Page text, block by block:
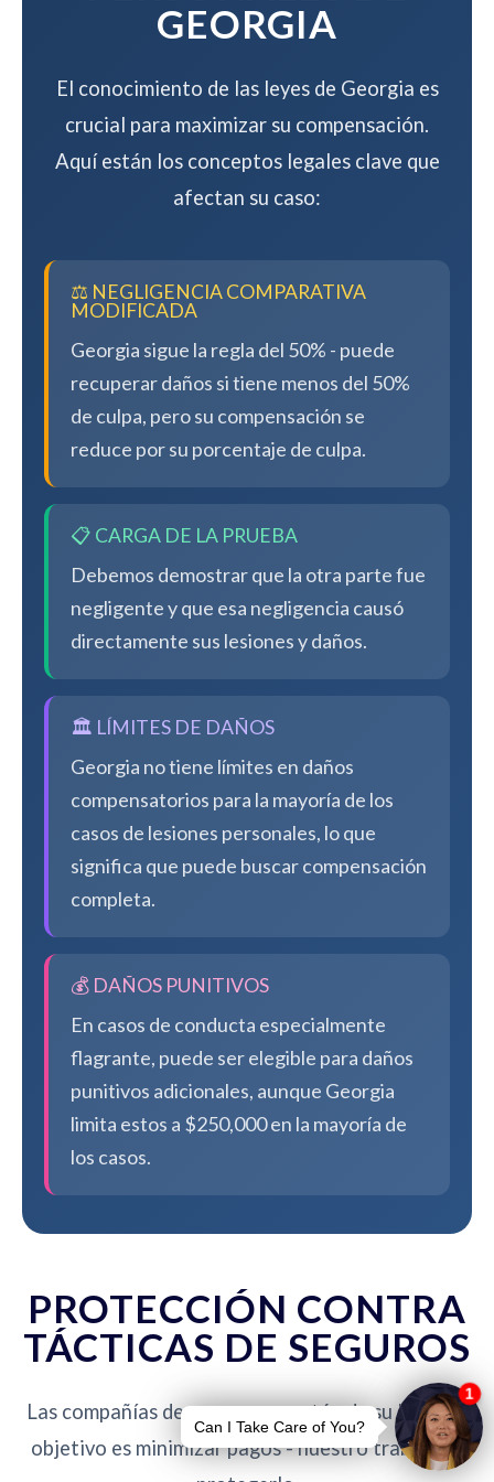
GEORGIA
El conocimiento de las leyes de Georgia es
crucial para maximizar su compensación.
Aquí están los conceptos legales clave que
afectan su caso:
⚖️ NEGLIGENCIA COMPARATIVA
MODIFICADA
Georgia sigue la regla del 50% - puede
recuperar daños si tiene menos del 50%
de culpa, pero su compensación se
reduce por su porcentaje de culpa.
📋 CARGA DE LA PRUEBA
Debemos demostrar que la otra parte fue
negligente y que esa negligencia causó
directamente sus lesiones y daños.
🏛️ LÍMITES DE DAÑOS
Georgia no tiene límites en daños
compensatorios para la mayoría de los
casos de lesiones personales, lo que
significa que puede buscar compensación
completa.
💰 DAÑOS PUNITIVOS
En casos de conducta especialmente
flagrante, puede ser elegible para daños
punitivos adicionales, aunque Georgia
limita estos a $250,000 en la mayoría de
los casos.
PROTECCIÓN CONTRA
TÁCTICAS DE SEGUROS
Las compañías de seguros no están de su lado. Su
objetivo es minimizar pagos - nuestro trabajo es